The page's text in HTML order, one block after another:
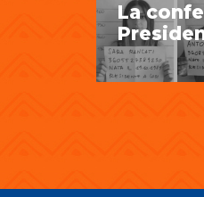
La